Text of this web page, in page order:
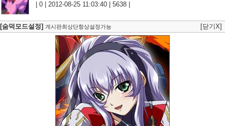
| 0 | 2012-08-25 11:03:40 | 5638 |
[숨덕모드설정] 게시판최상단항상설정가능 [닫기X]